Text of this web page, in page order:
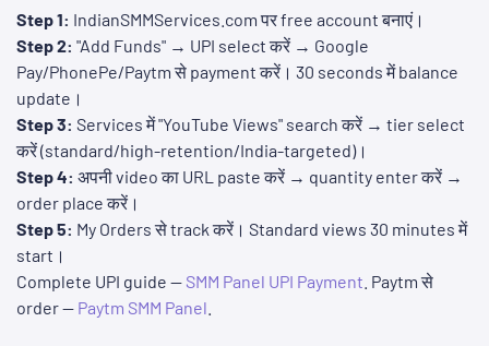
Step 1: IndianSMMServices.com पर free account बनाएं।
Step 2: "Add Funds" → UPI select करें → Google
Pay/PhonePe/Paytm से payment करें। 30 seconds में balance
update।
Step 3: Services में "YouTube Views" search करें → tier select
करें (standard/high-retention/India-targeted)।
Step 4: अपनी video का URL paste करें → quantity enter करें →
order place करें।
Step 5: My Orders से track करें। Standard views 30 minutes में
start।
Complete UPI guide — SMM Panel UPI Payment . Paytm से
order — Paytm SMM Panel